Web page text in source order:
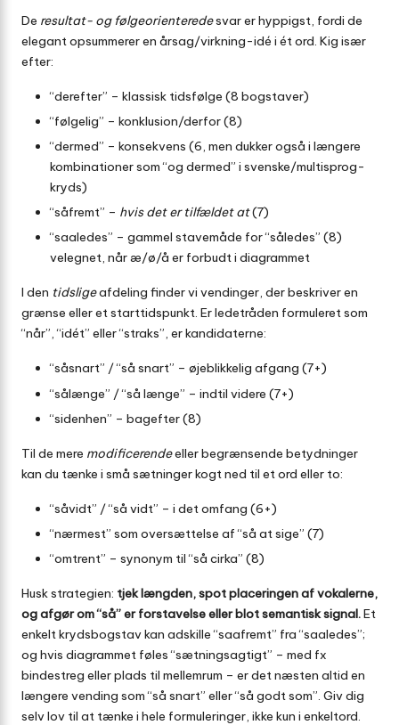
De resultat- og følgeorienteredesvar er hyppigst, fordi de
elegant opsummerer en årsag/virkning-idé i ét ord. Kig især
efter:
“derefter” – klassisk tidsfølge (8 bogstaver)
“følgelig” – konklusion/derfor (8)
“dermed” – konsekvens (6, men dukker også i længere
kombinationer som “og dermed” i svenske/multisprog-
kryds)
“såfremt” – hvis det er tilfældet at(7)
“saaledes” – gammel stavemåde for “således” (8)
velegnet, når æ/ø/å er forbudt i diagrammet
I den tidsligeafdeling finder vi vendinger, der beskriver en
grænse eller et starttidspunkt. Er ledetråden formuleret som
“når”, “idét” eller “straks”, er kandidaterne:
“såsnart” / “så snart” – øjeblikkelig afgang (7+)
“sålænge” / “så længe” – indtil videre (7+)
“sidenhen” – bagefter (8)
Til de mere modificerendeeller begrænsende betydninger
kan du tænke i små sætninger kogt ned til et ord eller to:
“såvidt” / “så vidt” – i det omfang (6+)
“nærmest” som oversættelse af “så at sige” (7)
“omtrent” – synonym til “så cirka” (8)
Husk strategien: tjek længden, spot placeringen af vokalerne,
og afgør om “så” er forstavelse eller blot semantisk signal.Et
enkelt krydsbogstav kan adskille “saafremt” fra “saaledes”;
og hvis diagrammet føles “sætningsagtigt” – med fx
bindestreg eller plads til mellemrum – er det næsten altid en
længere vending som “så snart” eller “så godt som”. Giv dig
selv lov til at tænke i hele formuleringer, ikke kun i enkeltord.